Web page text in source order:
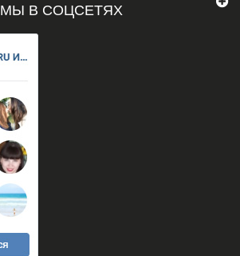
МЫ В СОЦСЕТЯХ